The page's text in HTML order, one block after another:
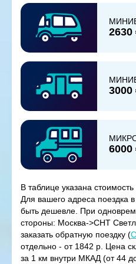
2630
3000
6000
В таблице указана
Для вашего адреса поездка
быть дешевле. При
стороны: Москва->СНТ
заказать обратную поездку (
отдельно - от 1842 р. Цена
за 1 км внутри МКАД (от 44